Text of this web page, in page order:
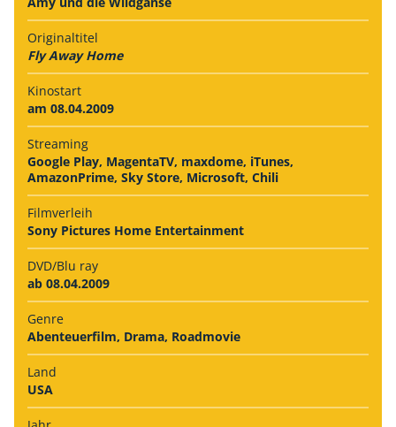
Originaltitel
Fly Away Home
Kinostart
am 08.04.2009
Streaming
Google Play, MagentaTV, maxdome, iTunes,
AmazonPrime, Sky Store, Microsoft, Chili
Filmverleih
Sony Pictures Home Entertainment
DVD/Blu ray
ab 08.04.2009
Genre
Abenteuerfilm, Drama, Roadmovie
Land
USA